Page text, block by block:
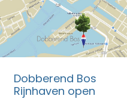
Dobberend Bos
Rijnhaven open